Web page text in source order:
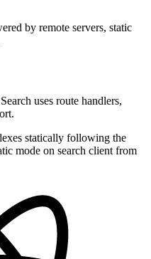
by remote servers, static
uses route handlers,
statically following the
mode on search client from